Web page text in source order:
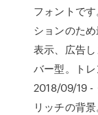
フォントで
ションのた
表示、広告
バー型。ト
2018/09/19 -
リッチの背